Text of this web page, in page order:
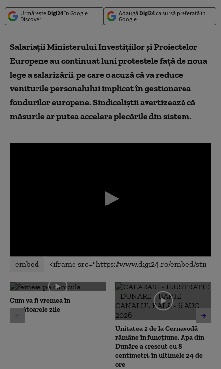
Urmărește Digi24în Google
Discover
Adaugă Digi24ca sursă preferată în
Google
Salariații Ministerului Investițiilor și Proiectelor
Europene au continuat luni protestele față de noua
lege a salarizării, pe care o acuză că va reduce
veniturile personalului implicat în gestionarea
fondurilor europene. Sindicaliștii avertizează că
măsurile ar putea accelera plecările din sistem.
0
seconds
0
seconds
embed
Cum va fi vremea în
următoarele zile
Unitatea 2 de la Cernavodă
rămâne în funcțiune. Apa din
Dunăre a crescut cu 8
centimetri, în ultimele 24 de
ore